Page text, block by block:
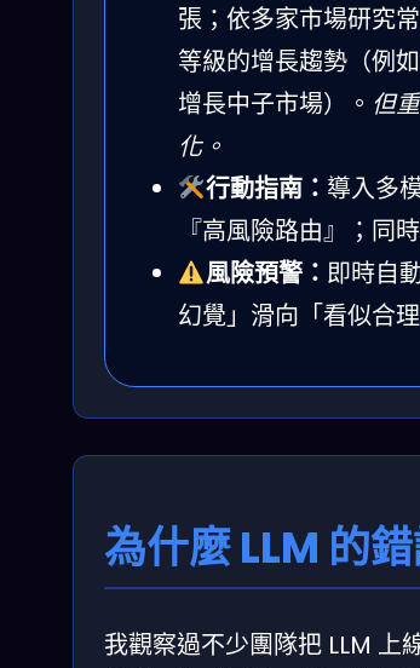
張；依多家市場研究
等級的增長趨勢（例
增長中子市場）。 但
化。
行動指南： 導入多
『高風險路由』；同
風險預警： 即時自
幻覺」滑向「看似合
為什麼 LLM 的
我觀察過不少團隊把 LLM 上